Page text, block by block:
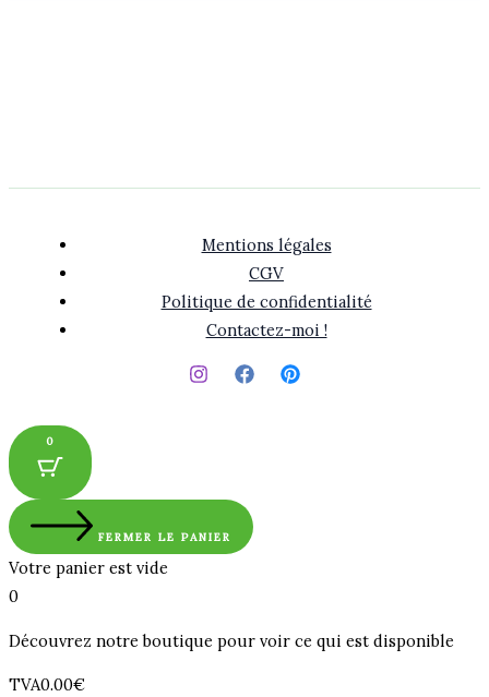
Mentions légales
CGV
Politique de confidentialité
Contactez-moi !
0
FERMER LE PANIER
Votre panier est vide
0
Découvrez notre boutique pour voir ce qui est disponible
Montant
TVA0.00€